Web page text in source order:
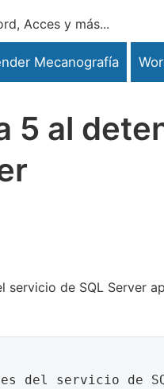
Acces y más...
Mecanografía
5 al
de SQL Server
del servicio de